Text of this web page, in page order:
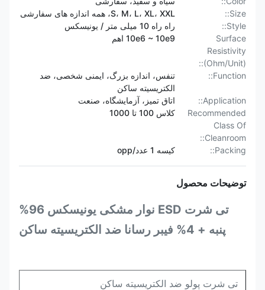
Size::
S، M، L، XL، XXL، همه اندازه های سفارشی
Style::
راه راه 10 میلی متر / یونیسکس
Surface
Resistivity
(Ohm/Unit)::
10e6 ~ 10e9 اهم
Function::
تنفس، اندازه بزرگ، ایمنی شخصی، ضد
الکتریسیته ساکن
Application::
اتاق تمیز، آزمایشگاه، صنعت
Recommended
Class Of
Cleanroom::
کلاس 100 تا 1000
Packing:: کیسه 1 عدد/opp
توضیحات محصول
تی شرت ESD نوار مشکی یونیسکس 96%
پنبه + 4% فیبر رسانا ضد الکتریسیته ساکن
تی شرت پولو ضد الکتریسیته ساکن